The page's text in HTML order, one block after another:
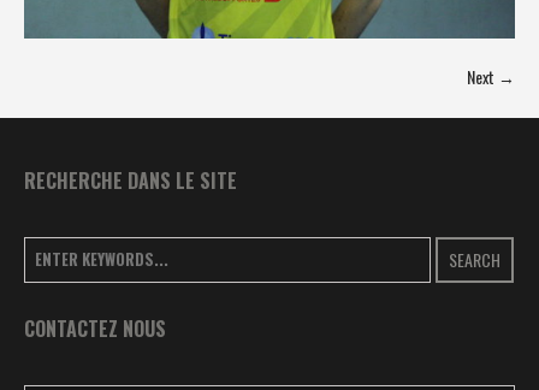
Next →
RECHERCHE DANS LE SITE
SEARCH
CONTACTEZ NOUS